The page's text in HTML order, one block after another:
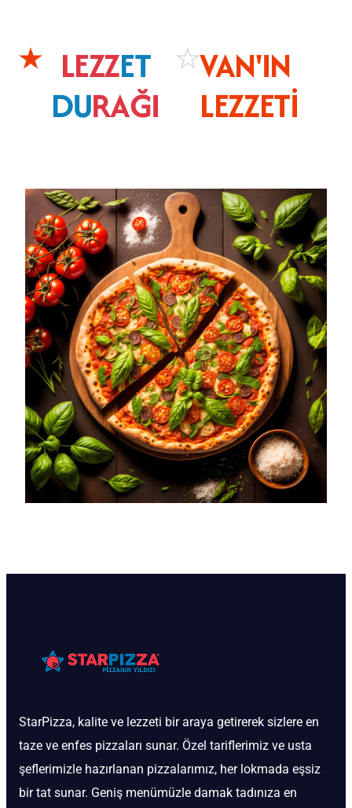
LEZZET
DURAĞI
VAN'IN
LEZZETI
StarPizza, kalite ve lezzeti bir araya getirerek sizlere en
taze ve enfes pizzaları sunar. Özel tariflerimiz ve usta
şeflerimizle hazırlanan pizzalarımız, her lokmada eşsiz
bir tat sunar. Geniş menümüzle damak tadınıza en